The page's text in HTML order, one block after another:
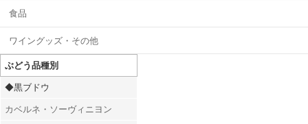
食品
ワイングッズ・その他
ぶどう品種別
◆黒ブドウ
カベルネ・ソーヴィニヨン